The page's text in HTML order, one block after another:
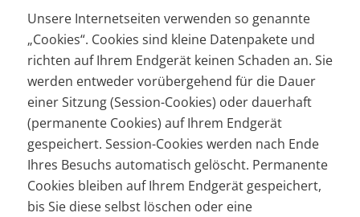
Unsere Internetseiten verwenden so genannte
„Cookies“. Cookies sind kleine Datenpakete und
richten auf Ihrem Endgerät keinen Schaden an. Sie
werden entweder vorübergehend für die Dauer
einer Sitzung (Session-Cookies) oder dauerhaft
(permanente Cookies) auf Ihrem Endgerät
gespeichert. Session-Cookies werden nach Ende
Ihres Besuchs automatisch gelöscht. Permanente
Cookies bleiben auf Ihrem Endgerät gespeichert,
bis Sie diese selbst löschen oder eine